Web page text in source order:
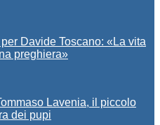
per Davide Toscano: «La vita
preghiera»
Lavenia, il piccolo
dei pupi